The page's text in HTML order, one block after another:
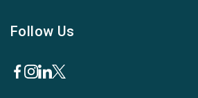
Follow Us